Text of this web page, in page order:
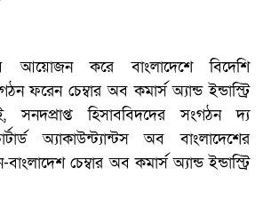
আয়োজন করে বাংলাদেশে বিদেশি
ফরেন চেম্বার অব কমার্স অ্যান্ড ইন্ডাস্ট্রি
হিসাববিদদের সংগঠন দ্য
অ্যাকাউন্ট্যান্টস অব বাংলাদেশের
চেম্বার অব কমার্স অ্যান্ড ইন্ডাস্ট্রি